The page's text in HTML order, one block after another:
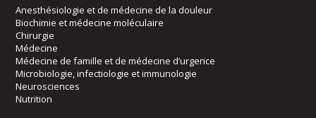
Anesthésiologie et de médecine de la douleur
Biochimie et médecine moléculaire
Chirurgie
Médecine
Médecine de famille et de médecine d’urgence
Microbiologie, infectiologie et immunologie
Neurosciences
Nutrition